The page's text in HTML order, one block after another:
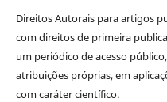
Direitos Autorais para artigos
com direitos de primeira
um periódico de acesso
atribuições próprias, em
com caráter científico.